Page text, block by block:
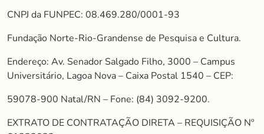
CNPJ da FUNPEC: 08.469.280/0001-93
Fundação Norte-Rio-Grandense de Pesquisa e Cultura.
Endereço: Av. Senador Salgado Filho, 3000 – Campus
Universitário, Lagoa Nova – Caixa Postal 1540 – CEP:
59078-900 Natal/RN – Fone: (84) 3092-9200.
EXTRATO DE CONTRATAÇÃO DIRETA – REQUISIÇÃO Nº